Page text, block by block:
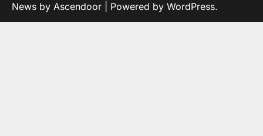
News by Ascendoor | Powered by WordPress.